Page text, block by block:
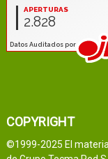
COPYRIGHT
©1999-2025 El